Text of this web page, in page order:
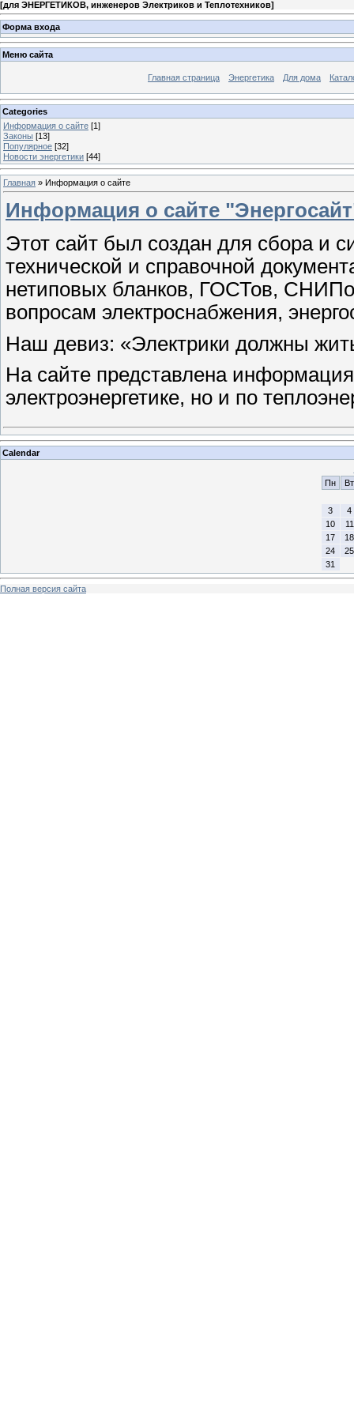
[для ЭНЕРГЕТИКОВ, инженеров Электриков и Теплотехников]
Форма входа
Меню сайта
Главная страница Энергетика Для дома
Categories
Информация о сайте [1]
Законы [13]
Популярное [32]
Новости энергетики [44]
Главная » Информация о сайте
Информация о сайте
Этот сайт был создан для сбора и
технической и справочной
нетиповых бланков, ГОСТов,
вопросам электроснабжения,
Наш девиз: «Электрики должны
На сайте представлена
электроэнергетике, но и по
Calendar
Пн
Вт
3
4
10
11
17
18
24
25
31
Полная версия сайта